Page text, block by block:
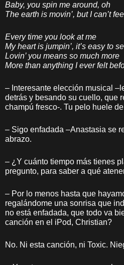
Baby, you spin me around, oh
The earth is movin’, but I can’t
Every time you look at me
My heart is jumpin’, it’s easy to
Lovin’ you means so much more
More than anything I ever felt
– Interesante elección musical
detrás y besando su cuello, que
champú fresco-. Tu pelo huele
– Sigo enfadada –Anastasia se
abrazo.
– ¿Y cuánto tiempo más tienes
pregunto, para saber a qué
– Por lo menos hasta que
regalándome una sonrisa que
no está enfadada, que todo va
canción en el iPod, Christian?
No. Ni esta canción, ni Toxic.